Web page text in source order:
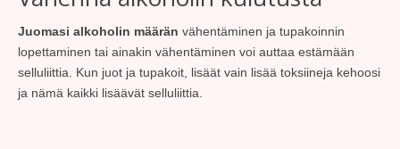
Juomasi alkoholin määrän vähentäminen ja tupakoinnin
lopettaminen tai ainakin vähentäminen voi auttaa estämään
selluliittia. Kun juot ja tupakoit, lisäät vain lisää toksiineja kehoosi
ja nämä kaikki lisäävät selluliittia.